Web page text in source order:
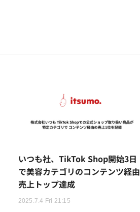
いつも社、TikTok Shop開始3日
で美容カテゴリのコンテンツ経由
売上トップ達成
2025.7.4 Fri 21:15